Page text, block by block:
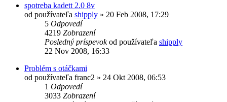
spotreba kadett 2.0 8v
od používateľa shipply » 20 Feb 2008, 17:29
5 Odpovedí
4219 Zobrazení
Posledný príspevokod používateľa shipply
22 Nov 2008, 16:33
Problém s otáčkami
od používateľa franc2 » 24 Okt 2008, 06:53
1 Odpovedí
3033 Zobrazení